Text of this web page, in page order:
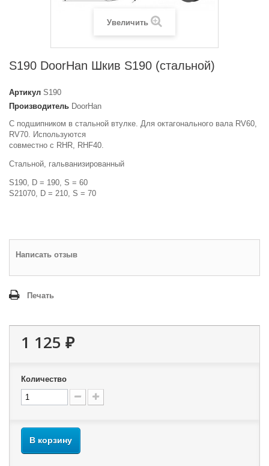
Увеличить
S190 DoorHan Шкив S190 (стальной)
Артикул S190
Производитель DoorHan
C подшипником в cтальной втулке. Для октагонального вала RV60,
RV70. Используются
совместно с RHR, RHF40.
Стальной, гальванизированный
S190, D = 190, S = 60
S21070, D = 210, S = 70
Написать отзыв
Печать
1 125 ₽
Количество
В корзину